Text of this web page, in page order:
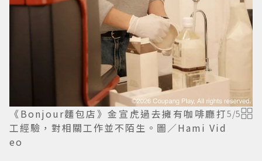
《Bonjour麵包店》金宣虎過去擁有咖啡廳打
工經驗，對相關工作並不陌生。圖／Hami Vid
eo
5/5